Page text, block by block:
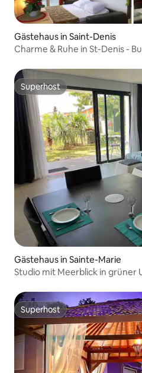
Gästehaus in Saint-Denis
Charme & Ruhe in St-Denis -
Superhost
Superhost
Gästehaus in Sainte-Marie
Studio mit Meerblick in grüner
Superhost
Superhost